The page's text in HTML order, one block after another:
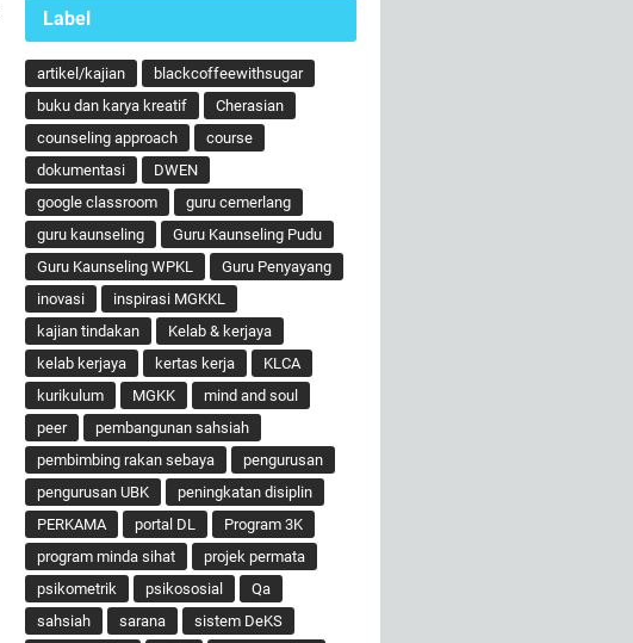
Label
artikel/kajian
blackcoffeewithsugar
buku dan karya kreatif
Cherasian
counseling approach
course
dokumentasi
DWEN
google classroom
guru cemerlang
guru kaunseling
Guru Kaunseling Pudu
Guru Kaunseling WPKL
Guru Penyayang
inovasi
inspirasi MGKKL
kajian tindakan
Kelab & kerjaya
kelab kerjaya
kertas kerja
KLCA
kurikulum
MGKK
mind and soul
peer
pembangunan sahsiah
pembimbing rakan sebaya
pengurusan
pengurusan UBK
peningkatan disiplin
PERKAMA
portal DL
Program 3K
program minda sihat
projek permata
psikometrik
psikososial
Qa
sahsiah
sarana
sistem DeKS